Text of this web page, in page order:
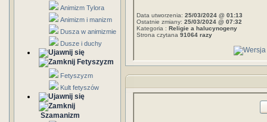
Animizm Tylora
Animizm i manizm
Dusza w animizmie
Dusze i duchy
Fetyszyzm
Fetyszyzm
Kult fetyszów
Szamanizm
Data utworzenia: 25/03/2024 @ 01:13
Ostatnie zmiany: 25/03/2024 @ 07:32
Kategoria : Religie a halucynogeny
Strona czytana 91064 razy